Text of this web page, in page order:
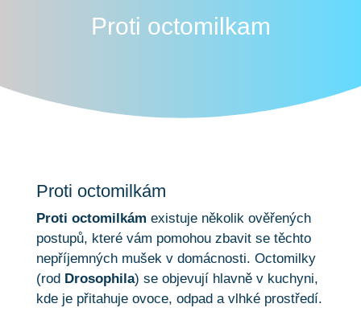
Proti octomilkam
Proti octomilkám
Proti octomilkám existuje několik ověřených
postupů, které vám pomohou zbavit se těchto
nepříjemných mušek v domácnosti. Octomilky
(rod Drosophila) se objevují hlavně v kuchyni,
kde je přitahuje ovoce, odpad a vlhké prostředí.